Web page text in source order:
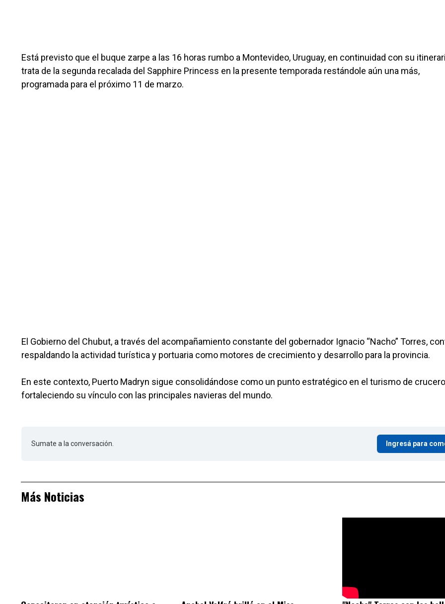
Está previsto que el buque zarpe a las 16 horas rumbo a Montevideo, Uruguay, en continuidad con su
trata de la segunda recalada del Sapphire Princess en la presente temporada restándole aún una más,
programada para el próximo 11 de marzo.
El Gobierno del Chubut, a través del acompañamiento constante del gobernador Ignacio “Nacho” Torres,
respaldando la actividad turística y portuaria como motores de crecimiento y desarrollo para la provincia.
En este contexto, Puerto Madryn sigue consolidándose como un punto estratégico en el turismo de
fortaleciendo su vínculo con las principales navieras del mundo.
Sumate a la conversación. Ingresá para
Más Noticias